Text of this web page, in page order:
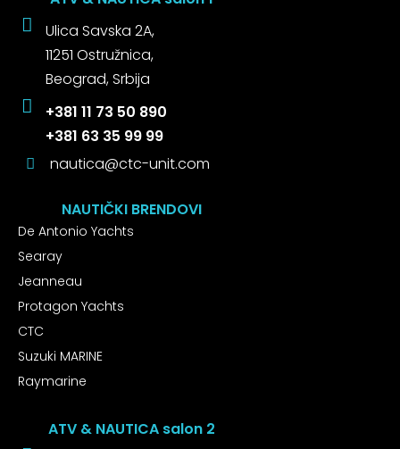
Ulica Savska 2A,
11251 Ostružnica,
Beograd, Srbija
+381 11 73 50 890
+381 63 35 99 99
nautica@ctc-unit.com
NAUTIČKI BRENDOVI
De Antonio Yachts
Searay
Jeanneau
Protagon Yachts
CTC
Suzuki MARINE
Raymarine
ATV & NAUTICA salon 2